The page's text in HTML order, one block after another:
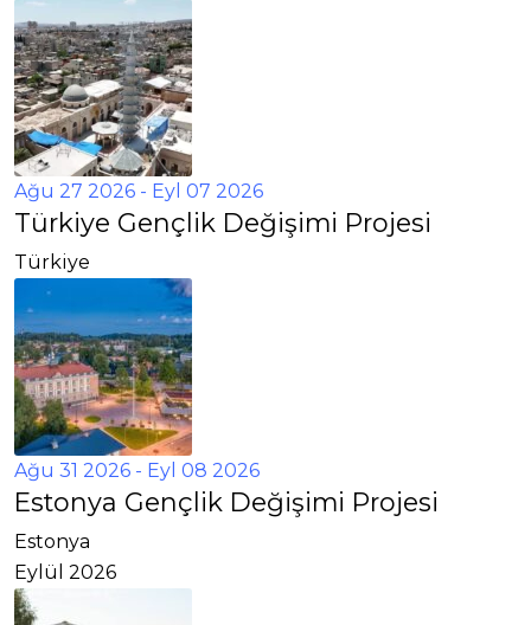
Ağu 27 2026 - Eyl 07 2026
Türkiye Gençlik Değişimi Projesi
Türkiye
Ağu 31 2026 - Eyl 08 2026
Estonya Gençlik Değişimi Projesi
Estonya
Eylül 2026